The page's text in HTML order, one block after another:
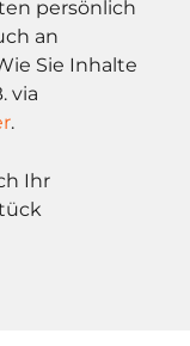
persönlich
an
Sie Inhalte
via
.
Ihr